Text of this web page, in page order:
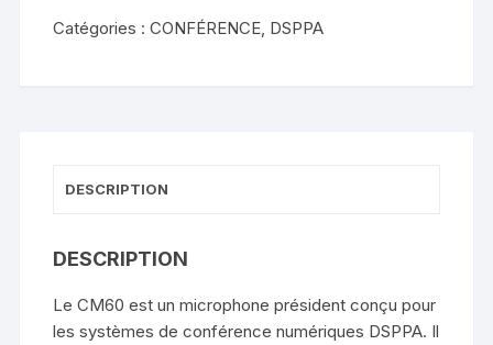
Catégories :CONFÉRENCE, DSPPA
DESCRIPTION
DESCRIPTION
Le CM60 est un microphone président conçu pour
les systèmes de conférence numériques DSPPA. Il